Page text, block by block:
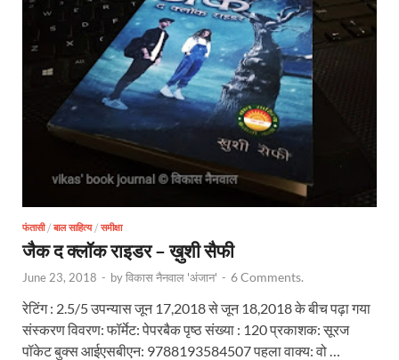
फंतासी/ बाल साहित्य/ समीक्षा
जैक द क्लॉक राइडर – ख़ुशी सैफी
June 23, 2018 - byविकास नैनवाल 'अंजान' - 6 Comments.
रेटिंग : 2.5/5 उपन्यास जून 17,2018 से जून 18,2018 के बीच पढ़ा गया
संस्करण विवरण: फॉर्मेट: पेपरबैक पृष्ठ संख्या : 120 प्रकाशक: सूरज
पॉकेट बुक्स आईएसबीएन: 9788193584507 पहला वाक्य: वो …